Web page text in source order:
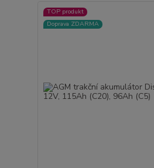
TOP produkt
Doprava ZDARMA